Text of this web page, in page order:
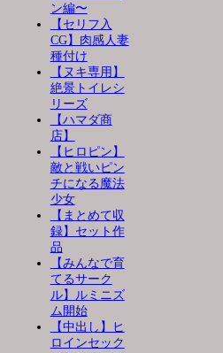
ン編〜
【セリフ入
CG】肉感人妻
種付け
【ヌキ専用】
絶景トイレシ
リーズ
【ハマダ商
店】
【ヒロピン】
敵と戦いピン
チになる魔法
少女
【まとめて収
録】セット作
品
【みんなで育
てるサーク
ル】ルミニズ
ム開始
【中出し】ヒ
ロインセック